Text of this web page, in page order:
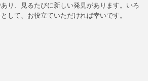
り、見るたびに新しい発見があります。いろ
して、お役立ていただければ幸いです。